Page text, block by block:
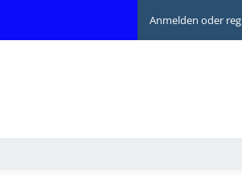
Anmelden oder